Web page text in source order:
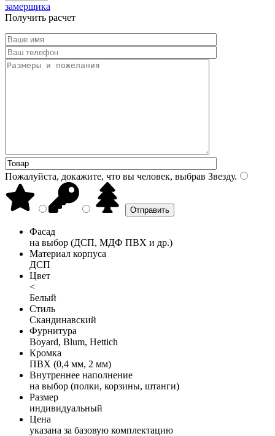
замерщика
Получить расчет
Пожалуйста, докажите, что вы человек, выбрав Звезду.
Фасад
на выбор (ДСП, МДФ ПВХ и др.)
Материал корпуса
ДСП
Цвет
<
Белый
Стиль
Скандинавский
Фурнитура
Boyard, Blum, Hettich
Кромка
ПВХ (0,4 мм, 2 мм)
Внутреннее наполнение
на выбор (полки, корзины, штанги)
Размер
индивидуальный
Цена
указана за базовую комплектацию